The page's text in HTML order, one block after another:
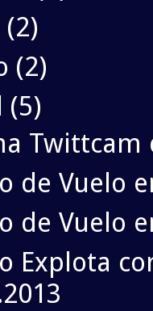
(2)
(2)
(5)
Twittcam
de Vuelo
de Vuelo
Explota